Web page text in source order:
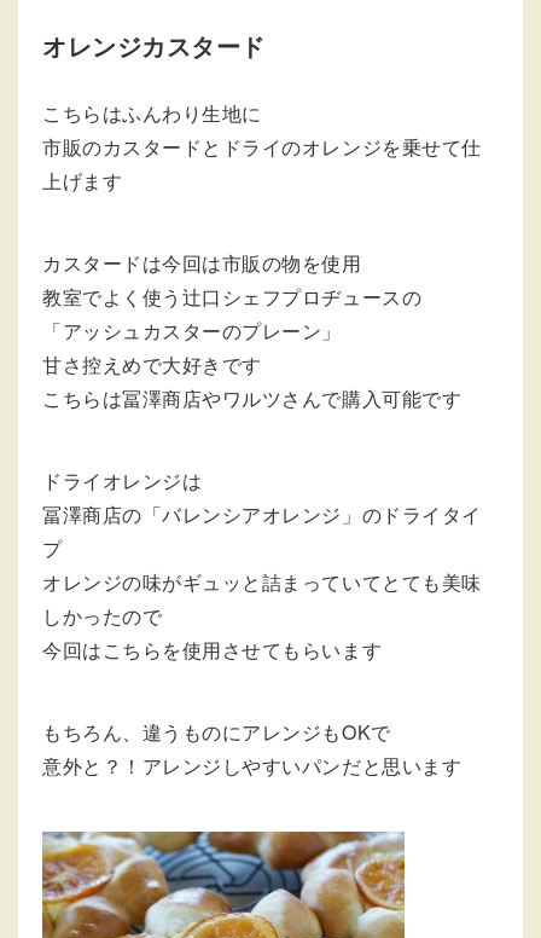
オレンジカスタード
こちらはふんわり生地に
市販のカスタードとドライのオレンジを乗せて仕
上げます
カスタードは今回は市販の物を使用
教室でよく使う辻口シェフプロヂュースの
「アッシュカスターのプレーン」
甘さ控えめで大好きです
こちらは冨澤商店やワルツさんで購入可能です
ドライオレンジは
冨澤商店の「バレンシアオレンジ」のドライタイ
プ
オレンジの味がギュッと詰まっていてとても美味
しかったので
今回はこちらを使用させてもらいます
もちろん、違うものにアレンジもOKで
意外と？！アレンジしやすいパンだと思います